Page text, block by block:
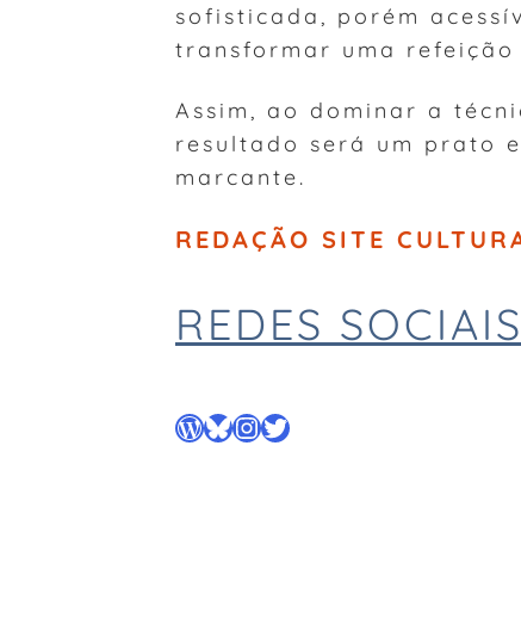
sofisticada, porém
transformar uma refeição
Assim, ao dominar a
resultado será um prato
marcante.
REDAÇÃO SITE
REDES SOCIAIS
WordPress
Bluesky
Instagram
Twitter